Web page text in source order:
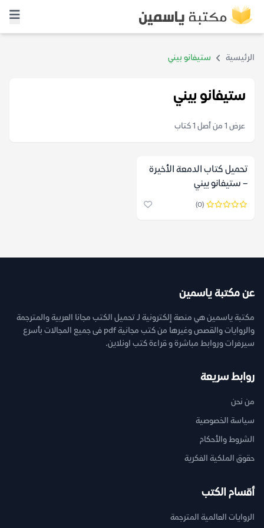
الرئيسية ستيفانو بيني
ستيفانو بيني
عرض 1 من أصل 1 كتاب
تحميل كتاب الدمعة الأخيرة
– ستيفانو بيني
(0)
عن مكتبة ياسمين
مكتبة ياسمين هي منصة إلكترونية لـ تحميل الكتب مجانا العربية والمترجمة
والروايات والقصص وغيرها من كتب مجانية pdf فى جميع المجالات بأسرع
سيرفرات وروابط مباشرة و قراءة كتب اونلاين.
روابط سريعة
من نحن
سياسة الخصوصية
الشروط والأحكام
حقوق الملكية الفكرية
أقسام الكتب
الروايات العالمية المترجمة